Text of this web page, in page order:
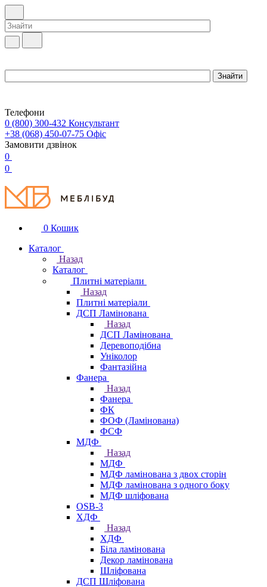
Телефони
0 (800) 300-432 Консультант
+38 (068) 450-07-75 Офіс
Замовити дзвінок
0
0
0 Кошик
Каталог
Назад
Каталог
Плитні матеріали
Назад
Плитні матеріали
ДСП Ламінована
Назад
ДСП Ламінована
Деревоподібна
Уніколор
Фантазійна
Фанера
Назад
Фанера
ФК
ФОФ (Ламінована)
ФСФ
МДФ
Назад
МДФ
МДФ ламінована з двох сторін
МДФ ламінована з одного боку
МДФ шліфована
OSB-3
ХДФ
Назад
ХДФ
Біла ламінована
Декор ламінована
Шліфована
ДСП Шліфована